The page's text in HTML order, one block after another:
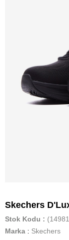
Skechers
Stok Kodu
Marka : Skechers